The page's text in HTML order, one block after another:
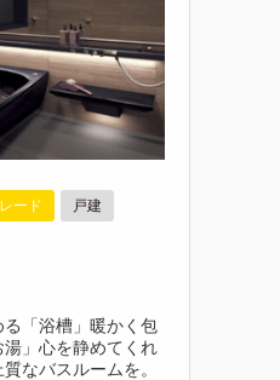
ード 戸建
「浴槽」暖かく包
」心を静めてくれ
なバスルームを。